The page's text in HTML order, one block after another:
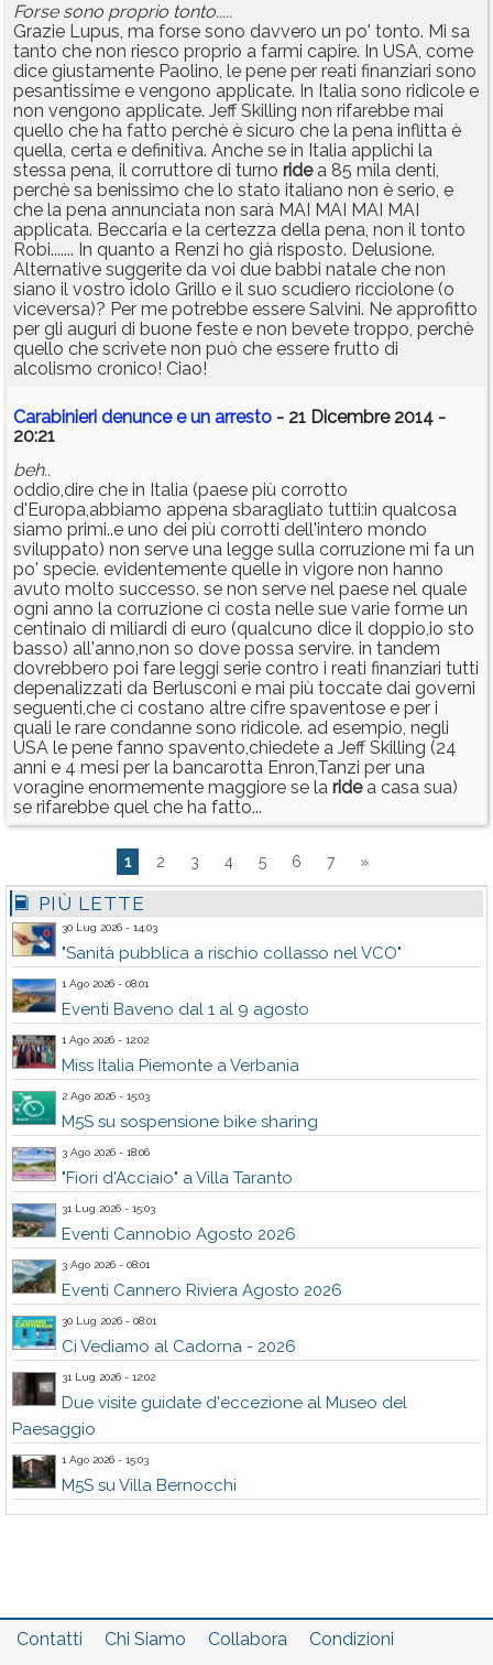
Forse sono proprio tonto.....
Grazie Lupus, ma forse sono davvero un po' tonto. Mi sa
tanto che non riesco proprio a farmi capire. In USA, come
dice giustamente Paolino, le pene per reati finanziari sono
pesantissime e vengono applicate. In Italia sono ridicole e
non vengono applicate. Jeff Skilling non rifarebbe mai
quello che ha fatto perchè è sicuro che la pena inflitta è
quella, certa e definitiva. Anche se in Italia applichi la
stessa pena, il corruttore di turno ridea 85 mila denti,
perchè sa benissimo che lo stato italiano non è serio, e
che la pena annunciata non sarà MAI MAI MAI MAI
applicata. Beccaria e la certezza della pena, non il tonto
Robi....... In quanto a Renzi ho già risposto. Delusione.
Alternative suggerite da voi due babbi natale che non
siano il vostro idolo Grillo e il suo scudiero ricciolone (o
viceversa)? Per me potrebbe essere Salvini. Ne approfitto
per gli auguri di buone feste e non bevete troppo, perchè
quello che scrivete non può che essere frutto di
alcolismo cronico! Ciao!
Carabinieri denunce e un arresto - 21 Dicembre 2014 -
20:21
beh..
oddio,dire che in Italia (paese più corrotto
d'Europa,abbiamo appena sbaragliato tutti:in qualcosa
siamo primi..e uno dei più corrotti dell'intero mondo
sviluppato) non serve una legge sulla corruzione mi fa un
po' specie. evidentemente quelle in vigore non hanno
avuto molto successo. se non serve nel paese nel quale
ogni anno la corruzione ci costa nelle sue varie forme un
centinaio di miliardi di euro (qualcuno dice il doppio,io sto
basso) all'anno,non so dove possa servire. in tandem
dovrebbero poi fare leggi serie contro i reati finanziari tutti
depenalizzati da Berlusconi e mai più toccate dai governi
seguenti,che ci costano altre cifre spaventose e per i
quali le rare condanne sono ridicole. ad esempio, negli
USA le pene fanno spavento,chiedete a Jeff Skilling (24
anni e 4 mesi per la bancarotta Enron,Tanzi per una
voragine enormemente maggiore se la ridea casa sua)
se rifarebbe quel che ha fatto...
1 2 3 4 5 6 7 »
PIÙ LETTE
30 Lug 2026 - 14:03
"Sanità pubblica a rischio collasso nel VCO"
1 Ago 2026 - 08:01
Eventi Baveno dal 1 al 9 agosto
1 Ago 2026 - 12:02
Miss Italia Piemonte a Verbania
2 Ago 2026 - 15:03
M5S su sospensione bike sharing
3 Ago 2026 - 18:06
"Fiori d'Acciaio" a Villa Taranto
31 Lug 2026 - 15:03
Eventi Cannobio Agosto 2026
3 Ago 2026 - 08:01
Eventi Cannero Riviera Agosto 2026
30 Lug 2026 - 08:01
Ci Vediamo al Cadorna - 2026
31 Lug 2026 - 12:02
Due visite guidate d'eccezione al Museo del
Paesaggio
1 Ago 2026 - 15:03
M5S su Villa Bernocchi
Contatti Chi Siamo Collabora Condizioni